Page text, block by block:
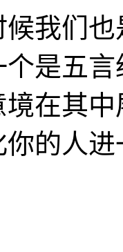
我们
是五
在其
的人